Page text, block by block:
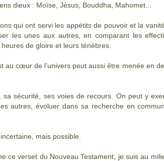
dieux : Moïse, Jésus, Bouddha, Mahomet...
qui ont servi les appétits de pouvoir et la
les unes aux autres, en comparant les
de gloire et leurs ténèbres.
au cœur de l’univers peut aussi être menée en
sécurité, ses voies de recours. On peut y
autres, évoluer dans sa recherche en
mais possible.
ce verset du Nouveau Testament, je suis au